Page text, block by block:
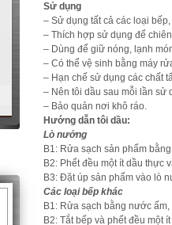
Sử dụng
– Sử dụng tất cả các loại
– Thích hợp sử dụng để
– Dùng để giữ nóng, lạnh
– Có thể vệ sinh bằng máy
– Hạn chế sử dụng các chất
– Nên tôi dầu sau mỗi lần sử
– Bảo quản nơi khô ráo.
Hướng dẫn tôi dầu:
Lò nướng
B1: Rửa sạch sản phẩm
B2: Phết đều một ít dầu thực
B3: Đặt úp sản phẩm vào lò
Các loại bếp khác
B1: Rửa sạch bằng nước
B2: Tắt bếp và phết đều một